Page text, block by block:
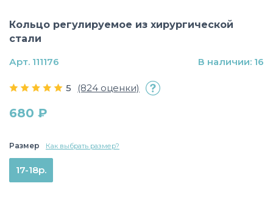
Кольцо регулируемое из хирургической
стали
5 (824 оценки)
680 ₽
Размер Как выбрать размер?
17-18р.
Арт. 111176 В наличии: 16